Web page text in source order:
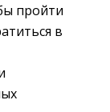
пройти
в